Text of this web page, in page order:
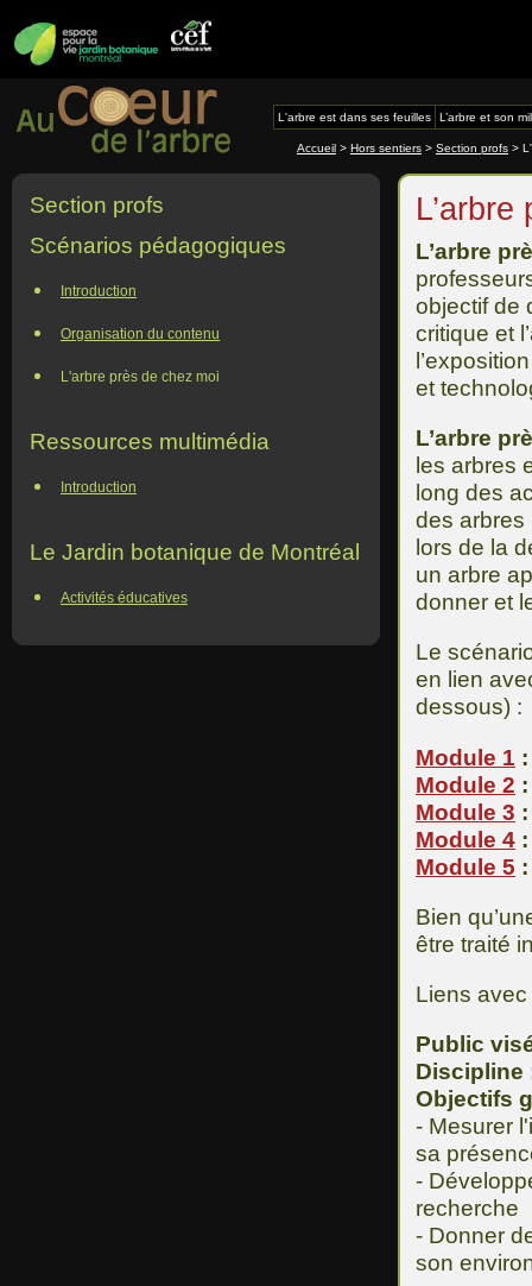
L'arbre est dans ses feuilles L’arbre et son
Accueil > Hors sentiers > Section profs >
L’arbre
objectif de
critique et
et
L’arbre
les arbres
long des
des arbres
lors de la
un arbre
donner et
Le
en lien
dessous) :
Module 1 :
Module 2 :
Module 3 :
Module 4 :
Module 5 :
Bien
être traité
Liens
Public
Discipline
Objectifs
- Mesurer
sa
-
recherche
- Donner
son
Section profs
Scénarios pédagogiques
Introduction
Organisation du contenu
L'arbre près de chez moi
Ressources multimédia
Introduction
Le Jardin botanique de Montréal
Activités éducatives